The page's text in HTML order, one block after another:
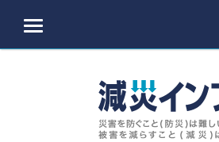
MENU